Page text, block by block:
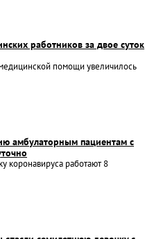
работников за двое суток
помощи увеличилось
амбулаторным пациентам с
коронавируса работают 8